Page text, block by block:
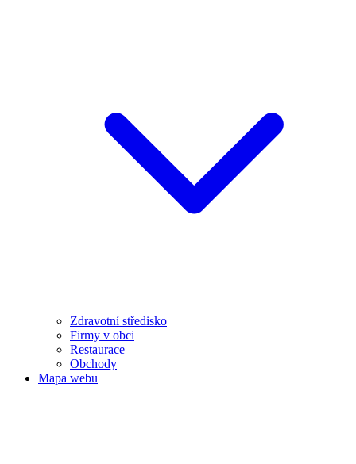
Zdravotní středisko
Firmy v obci
Restaurace
Obchody
Mapa webu